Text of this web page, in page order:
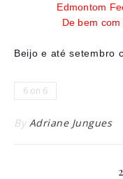
Edmontom
De bem com
Beijo e até setembro
6 on 6
By Adriane Jungues